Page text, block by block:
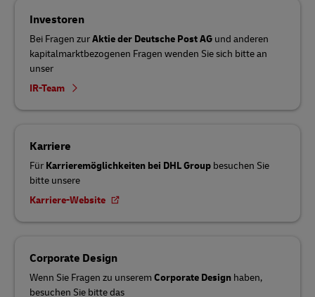
Investoren
Bei Fragen zurAktie der Deutsche Post AG und anderen
kapitalmarktbezogenen Fragen wenden Sie sich bitte an
unser
IR-Team
Karriere
Für Karrieremöglichkeiten bei DHL Group besuchen Sie
bitte unsere
Karriere-Website
Corporate Design
Wenn Sie Fragen zu unserem Corporate Design haben,
besuchen Sie bitte das